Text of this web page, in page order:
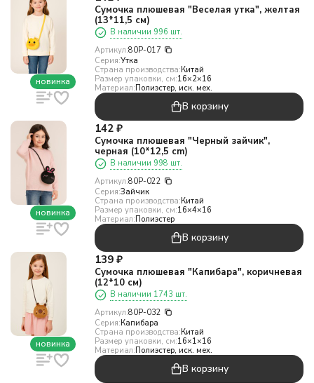
новинка
Сумочка плюшевая "Веселая утка", желтая
(13*11,5 см)
В наличии 996 шт.
Артикул:80P-017
Серия:Утка
Страна производства:Китай
Размер упаковки, см:16×2×16
Материал:Полиэстер, иск. мех.
В корзину
новинка
142 ₽
Сумочка плюшевая "Черный зайчик",
черная (10*12,5 cm)
В наличии 998 шт.
Артикул:80P-022
Серия:Зайчик
Страна производства:Китай
Размер упаковки, см:16×4×16
Материал:Полиэстер
В корзину
новинка
139 ₽
Сумочка плюшевая "Капибара", коричневая
(12*10 см)
В наличии 1743 шт.
Артикул:80P-032
Серия:Капибара
Страна производства:Китай
Размер упаковки, см:16×1×16
Материал:Полиэстер, иск. мех.
В корзину